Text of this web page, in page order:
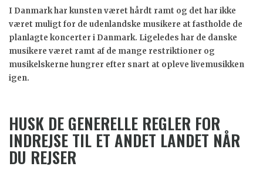
I Danmark har kunsten været hårdt ramt og det har ikke
været muligt for de udenlandske musikere at fastholde de
planlagte koncerter i Danmark. Ligeledes har de danske
musikere været ramt af de mange restriktioner og
musikelskerne hungrer efter snart at opleve livemusikken
igen.
HUSK DE GENERELLE REGLER FOR
INDREJSE TIL ET ANDET LANDET NÅR
DU REJSER